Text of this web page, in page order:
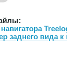
заднего вида к